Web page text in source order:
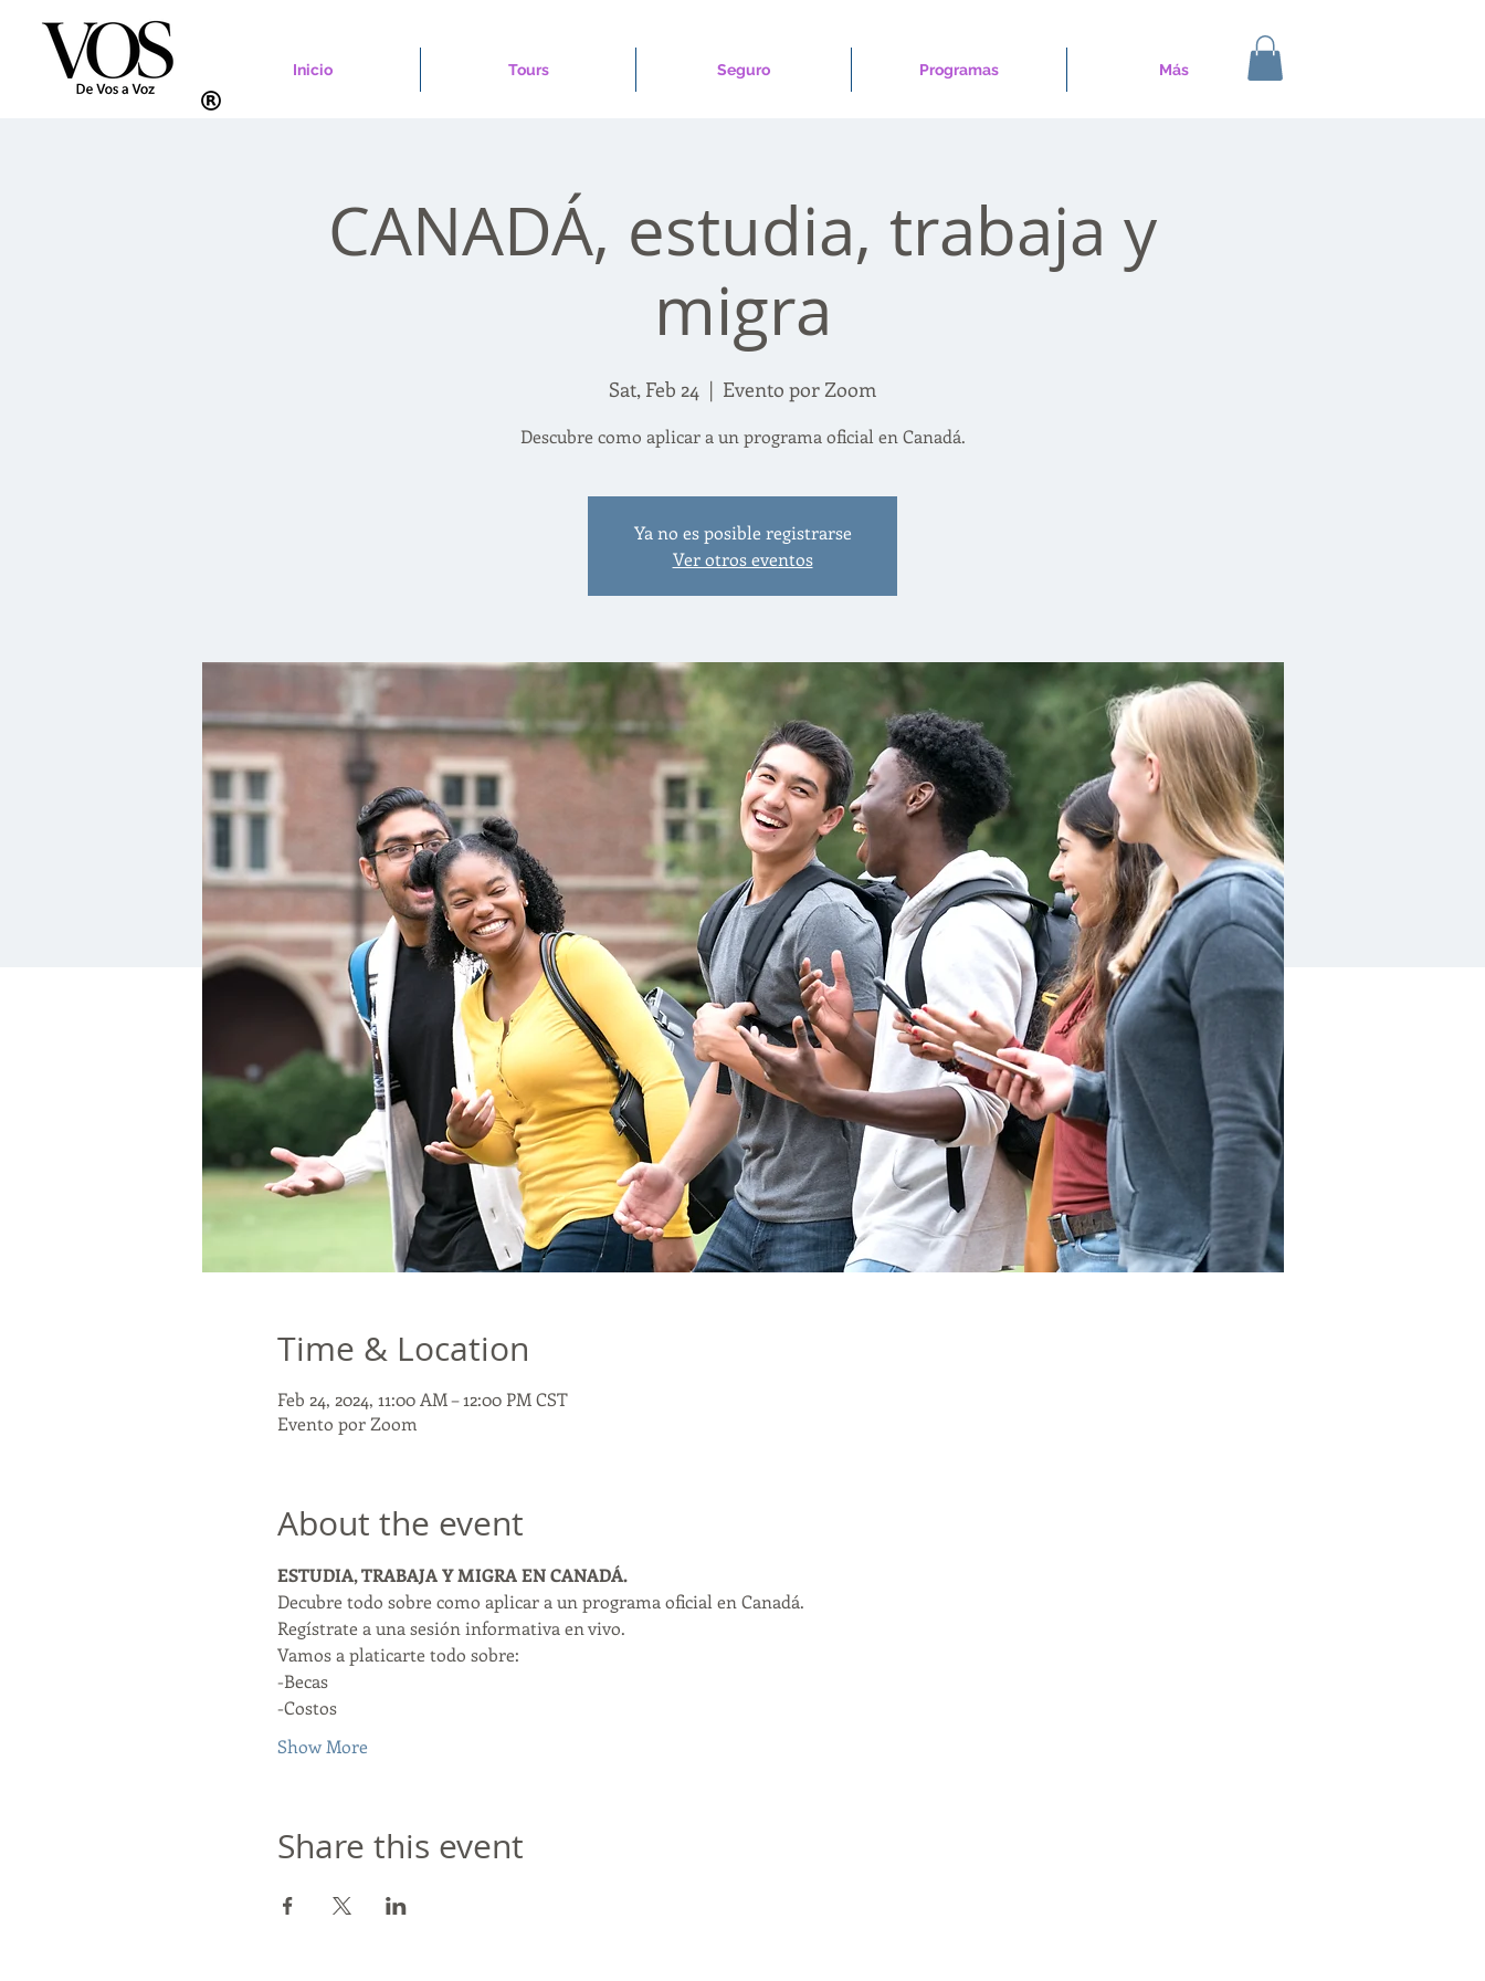
Inicio Tours Seguro Programas Más
CANADÁ, estudia, trabaja y
migra
Sat, Feb 24
  |
Evento por Zoom
Descubre como aplicar a un programa oficial en Canadá.
Ya no es posible registrarse
Ver otros eventos
Time & Location
Feb 24, 2024, 11:00 AM – 12:00 PM CST
Evento por Zoom
About the event
ESTUDIA, TRABAJA Y MIGRA EN CANADÁ.
Decubre todo sobre como aplicar a un programa oficial en Canadá.
Regístrate a una sesión informativa en vivo.
Vamos a platicarte todo sobre:
-Becas
-Costos
Show More
Share this event